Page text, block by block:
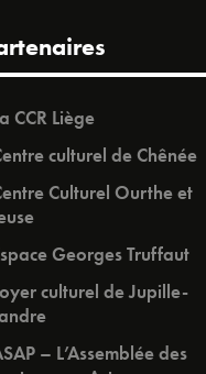
CCR Liège
culturel de Chênée
Culturel Ourthe et
Georges Truffaut
culturel de Jupille-
– L’Assemblée des